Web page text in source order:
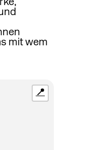
mit wem
📍